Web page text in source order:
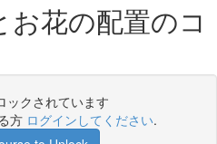
花の配置のコ
ックされています
方 ログインしてください.